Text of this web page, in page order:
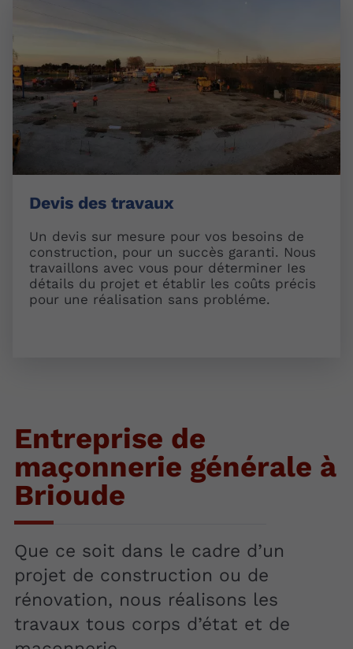
Devis des travaux
Un devis sur mesure pour vos besoins de
construction, pour un succès garanti. Nous
travaillons avec vous pour déterminer Ies
détails du projet et établir les coûts précis
pour une réalisation sans probléme.
Entreprise de
maçonnerie générale à
Brioude
Que ce soit dans le cadre d’un
projet de construction ou de
rénovation, nous réalisons les
travaux tous corps d’état et de